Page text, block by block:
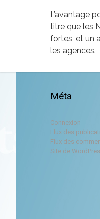
L’avantage
titre que les
fortes, et un
les agences.
Méta
Connexion
Flux des
Flux des
Site de